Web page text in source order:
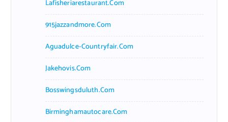
Lafisheriarestaurant.com
915jazzandmore.com
Aguadulce-Countryfair.com
Jakehovis.com
Bosswingsduluth.com
Birminghamautocare.com